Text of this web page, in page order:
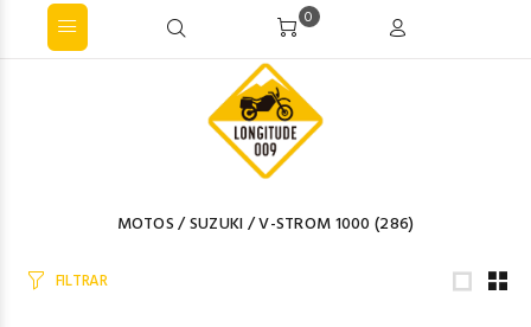
0
MOTOS/SUZUKI/V-STROM 1000 (286)
FILTRAR